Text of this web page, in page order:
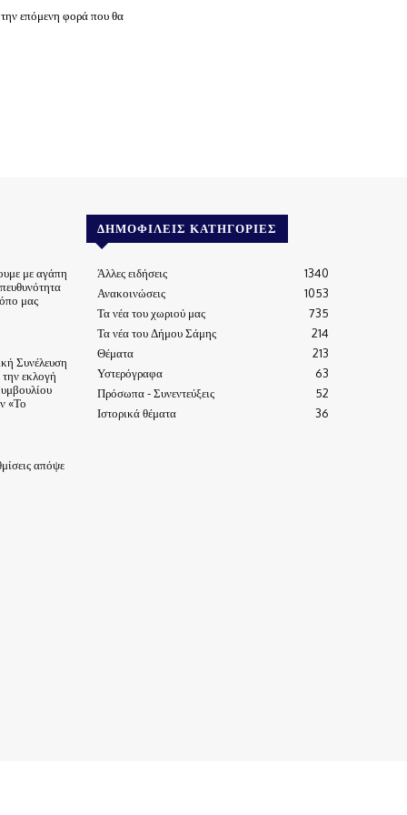
επόμενη φορά που θα
με αγάπη
μας
Συνέλευση
την εκλογή
«Το
απόψε
ΔΗΜΟΦΙΛΕΊΣ ΚΑΤΗΓΟΡΊΕΣ
Άλλες ειδήσεις
1340
Ανακοινώσεις
1053
Τα νέα του χωριού μας
735
Τα νέα του Δήμου Σάμης
214
Θέματα
213
Υστερόγραφα
63
Πρόσωπα - Συνεντεύξεις
52
Ιστορικά θέματα
36